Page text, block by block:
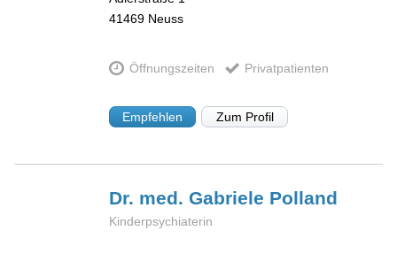
41469 Neuss
Öffnungszeiten Privatpatienten
Empfehlen Zum Profil
Dr. med. Gabriele Polland
Kinderpsychiaterin